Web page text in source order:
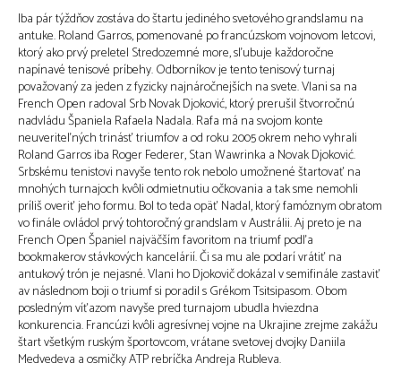
Iba pár týždňov zostáva do štartu jediného svetového grandslamu na
antuke. Roland Garros, pomenované po francúzskom vojnovom letcovi,
ktorý ako prvý preletel Stredozemné more, sľubuje každoročne
napínavé tenisové príbehy. Odborníkov je tento tenisový turnaj
považovaný za jeden z fyzicky najnáročnejších na svete. Vlani sa na
French Open radoval Srb Novak Djoković, ktorý prerušil štvorročnú
nadvládu Španiela Rafaela Nadala. Rafa má na svojom konte
neuveriteľných trinásť triumfov a od roku 2005 okrem neho vyhrali
Roland Garros iba Roger Federer, Stan Wawrinka a Novak Djoković.
Srbskému tenistovi navyše tento rok nebolo umožnené štartovať na
mnohých turnajoch kvôli odmietnutiu očkovania a tak sme nemohli
príliš overiť jeho formu. Bol to teda opäť Nadal, ktorý famóznym obratom
vo finále ovládol prvý tohtoročný grandslam v Austrálii. Aj preto je na
French Open Španiel najväčším favoritom na triumf podľa
bookmakerov stávkových kancelárií. Či sa mu ale podarí vrátiť na
antukový trón je nejasné. Vlani ho Djokovič dokázal v semifinále zastaviť
av následnom boji o triumf si poradil s Grékom Tsitsipasom. Obom
posledným víťazom navyše pred turnajom ubudla hviezdna
konkurencia. Francúzi kvôli agresívnej vojne na Ukrajine zrejme zakážu
štart všetkým ruským športovcom, vrátane svetovej dvojky Daniila
Medvedeva a osmičky ATP rebríčka Andreja Rubleva.